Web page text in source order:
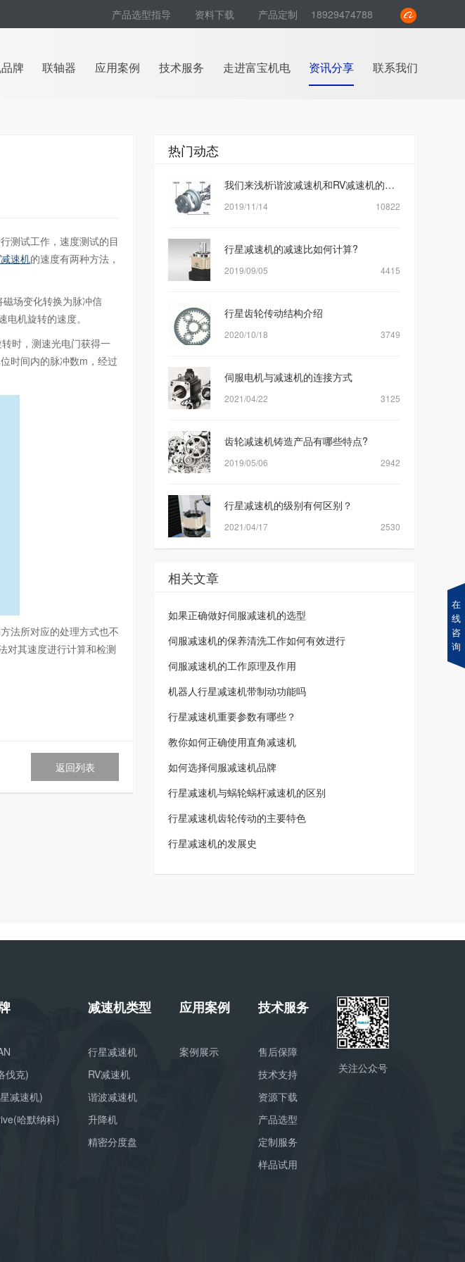
产品选型指导 资料下载 产品定制 18929474788
牌 联轴器 应用案例 技术服务 走进富宝机电 资讯分享 联系我们
测试工作，速度测试的目
速机的速度有两种方法，
场变化转换为脉冲信
机旋转的速度。
时，测速光电门获得一
时间内的脉冲数m，经过
法所对应的处理方式也不
对其速度进行计算和检测
返回列表
热门动态
我们来浅析谐波减速机和RV减速机的区别是什么？
2019/11/14 10822
行星减速机的减速比如何计算?
2019/09/05 4415
行星齿轮传动结构介绍
2020/10/18 3749
伺服电机与减速机的连接方式
2021/04/22 3125
齿轮减速机铸造产品有哪些特点?
2019/05/06 2942
行星减速机的级别有何区别？
2021/04/17 2530
相关文章
如果正确做好伺服减速机的选型
伺服减速机的保养清洗工作如何有效进行
伺服减速机的工作原理及作用
机器人行星减速机带制动功能吗
行星减速机重要参数有哪些？
教你如何正确使用直角减速机
如何选择伺服减速机品牌
行星减速机与蜗轮蜗杆减速机的区别
行星减速机齿轮传动的主要特色
行星减速机的发展史
伐克)
减速机)
哈默纳科)
减速机类型
行星减速机
RV减速机
谐波减速机
升降机
精密分度盘
应用案例
案例展示
技术服务
售后保障
技术支持
资源下载
产品选型
定制服务
样品试用
关注公众号
在
线
咨
询